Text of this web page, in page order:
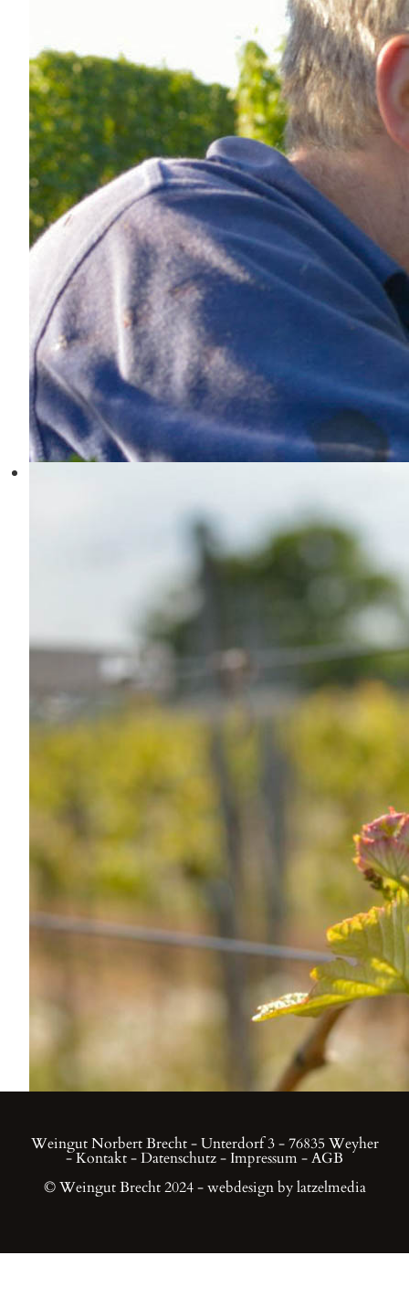
Weingut Norbert Brecht - Unterdorf 3 - 76835 Weyher
-Kontakt-Datenschutz- Impressum-AGB
© Weingut Brecht 2024 - webdesign by latzelmedia